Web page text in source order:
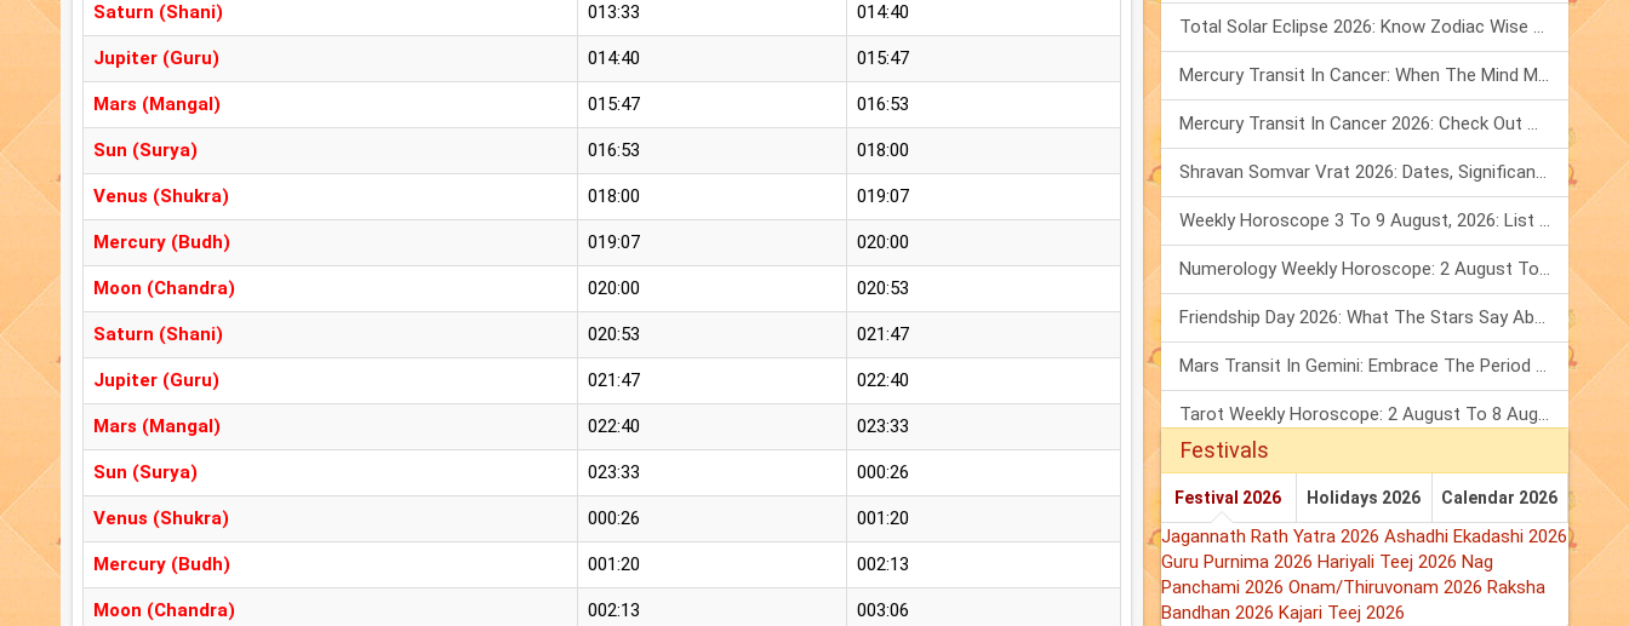
Saturn (Shani) 013:33 014:40
Jupiter (Guru) 014:40 015:47
Mars (Mangal) 015:47 016:53
Sun (Surya) 016:53 018:00
Venus (Shukra) 018:00 019:07
Mercury (Budh) 019:07 020:00
Moon (Chandra) 020:00 020:53
Saturn (Shani) 020:53 021:47
Jupiter (Guru) 021:47 022:40
Mars (Mangal) 022:40 023:33
Sun (Surya) 023:33 000:26
Venus (Shukra) 000:26 001:20
Mercury (Budh) 001:20 002:13
Moon (Chandra) 002:13 003:06
Total Solar Eclipse 2026: Know Zodiac Wise Prediction
Mercury Transit In Cancer: When The Mind Meets The Heart!
Mercury Transit In Cancer 2026: Check Out What It Brings For You
Shravan Somvar Vrat 2026: Dates, Significance & Rituals In August
Weekly Horoscope 3 To 9 August, 2026: List Of Fasts & Festivals
Numerology Weekly Horoscope: 2 August To 8 August, 2026
Friendship Day 2026: What The Stars Say About Your Best Friend!
Mars Transit In Gemini: Embrace The Period Full Of Energy & Intelligence
Tarot Weekly Horoscope: 2 August To 8 August, 2026
Festivals
Festival 2026 Holidays 2026 Calendar 2026
Jagannath Rath Yatra 2026 Ashadhi Ekadashi 2026
Guru Purnima 2026 Hariyali Teej 2026 Nag
Panchami 2026 Onam/Thiruvonam 2026 Raksha
Bandhan 2026 Kajari Teej 2026